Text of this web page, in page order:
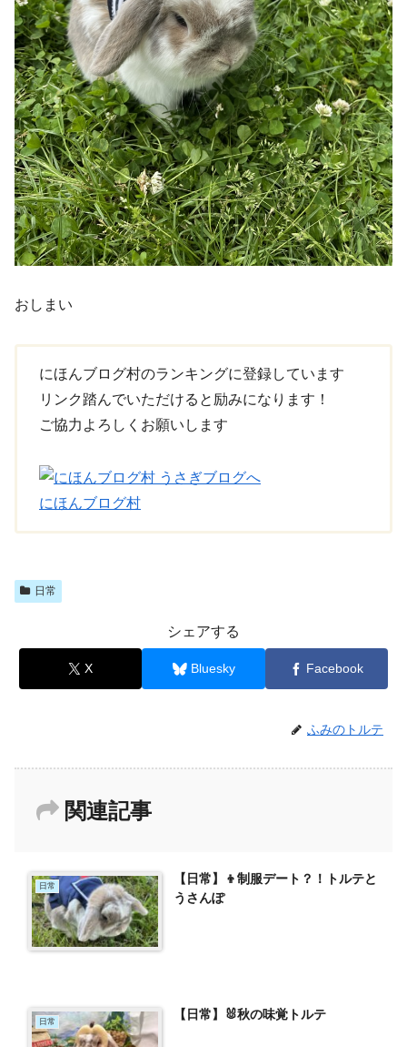
おしまい
にほんブログ村のランキングに登録しています
リンク踏んでいただけると励みになります！
ご協力よろしくお願いします
にほんブログ村
日常
シェアする
X Bluesky Facebook
ふみのトルテ
関連記事
日常
【日常】👦制服デート？！トルテと
うさんぽ
日常 【日常】🐰秋の味覚トルテ